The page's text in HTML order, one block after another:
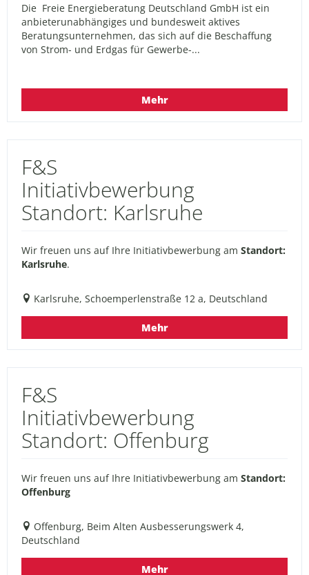
Die Freie Energieberatung Deutschland GmbH ist ein
anbieterunabhängiges und bundesweit aktives
Beratungsunternehmen, das sich auf die Beschaffung
von Strom- und Erdgas für Gewerbe-...
Mehr
F&S
Initiativbewerbung
Standort: Karlsruhe
Wir freuen uns auf Ihre Initiativbewerbung am Standort:
Karlsruhe.
Karlsruhe, Schoemperlenstraße 12 a, Deutschland
Mehr
F&S
Initiativbewerbung
Standort: Offenburg
Wir freuen uns auf Ihre Initiativbewerbung am Standort:
Offenburg
Offenburg, Beim Alten Ausbesserungswerk 4,
Deutschland
Mehr